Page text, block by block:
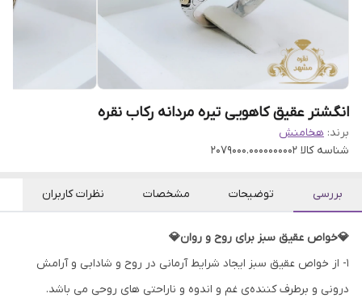
انگشتر عقیق کاهویی تیره مردانه رکاب نقره
برند: هخامنش
شناسه کالا 2079000.0000000002
بررسی توضیحات مشخصات نظرات کاربران
💎خواص عقیق سبز برای روح و روان💎
۱- از خواص عقیق سبز ایجاد شرایط آرمانی در روح و شادابی و آرامش
درونی و برطرف کننده‌ی غم و اندوه و ناراحتی های روحی می باشد.